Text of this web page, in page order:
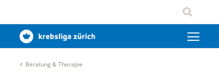
Beratung & Therapie